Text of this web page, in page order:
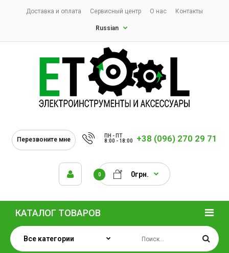
Доставка и оплата Сервисный центр О нас Контакты
Russian
Перезвоните мне
ПН - ПТ
8:00 - 18:00
+38 (096) 270 29 71
0 0грн.
КАТАЛОГ ТОВАРОВ